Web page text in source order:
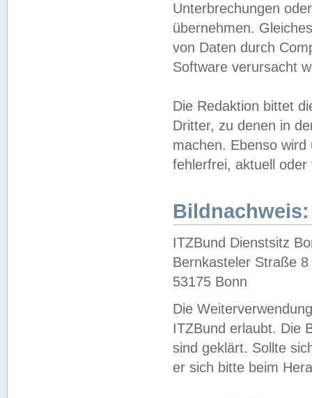
Unterbrechungen
übernehmen.
von Daten durch
Software verursacht
Die Redaktion bittet
Dritter, zu denen in
machen. Ebenso
fehlerfrei, aktuell oder
Bildnachweis:
ITZBund Dienstsitz
Bernkasteler Straße 8
53175 Bonn
Die
ITZBund erlaubt. Die
sind geklärt. Sollte
er sich bitte beim